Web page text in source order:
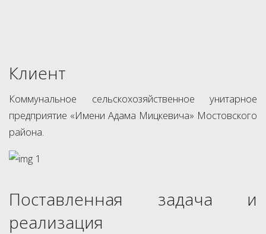
Клиент
Коммунальное сельскохозяйственное унитарное
предприятие «Имени Адама Мицкевича» Мостовского
района.
Поставленная задача и
реализация